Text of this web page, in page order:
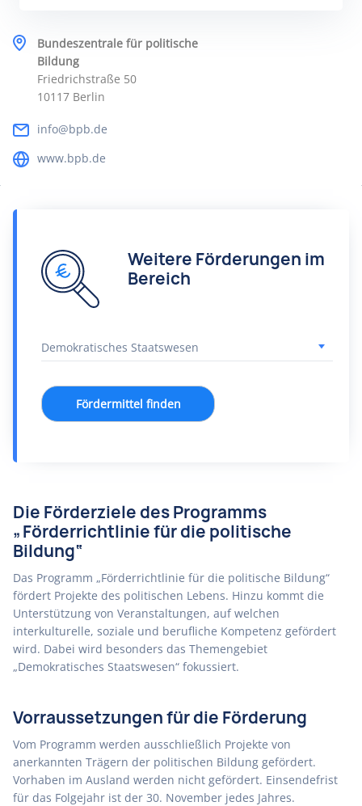
Bundeszentrale für politische
Bildung
Friedrichstraße 50
10117 Berlin
info@bpb.de
www.bpb.de
Weitere Förderungen im
Bereich
Fördermittel finden
Die Förderziele des Programms
„Förderrichtlinie für die politische
Bildung“
Das Programm „Förderrichtlinie für die politische Bildung“
fördert Projekte des politischen Lebens. Hinzu kommt die
Unterstützung von Veranstaltungen, auf welchen
interkulturelle, soziale und berufliche Kompetenz gefördert
wird. Dabei wird besonders das Themengebiet
„Demokratisches Staatswesen“ fokussiert.
Vorraussetzungen für die Förderung
Vom Programm werden ausschließlich Projekte von
anerkannten Trägern der politischen Bildung gefördert.
Vorhaben im Ausland werden nicht gefördert. Einsendefrist
für das Folgejahr ist der 30. November jedes Jahres.